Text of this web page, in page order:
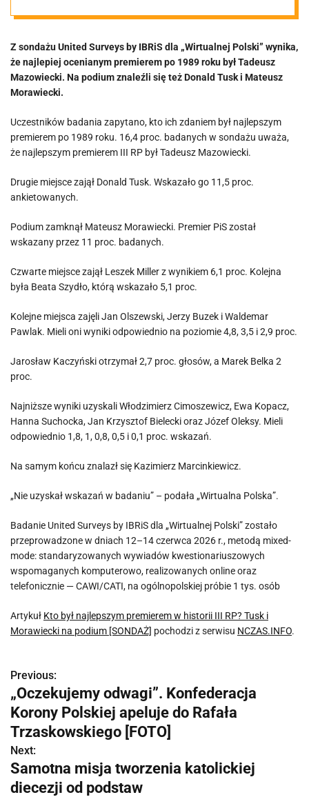
Tusk i
Morawiecki na
podium
[SONDAŻ]
Z sondażu United Surveys by IBRiS dla „Wirtualnej Polski” wynika,
że najlepiej ocenianym premierem po 1989 roku był Tadeusz
Mazowiecki. Na podium znaleźli się też Donald Tusk i Mateusz
Morawiecki.
Uczestników badania zapytano, kto ich zdaniem był najlepszym
premierem po 1989 roku. 16,4 proc. badanych w sondażu uważa,
że najlepszym premierem III RP był Tadeusz Mazowiecki.
Drugie miejsce zajął Donald Tusk. Wskazało go 11,5 proc.
ankietowanych.
Podium zamknął Mateusz Morawiecki. Premier PiS został
wskazany przez 11 proc. badanych.
Czwarte miejsce zajął Leszek Miller z wynikiem 6,1 proc. Kolejna
była Beata Szydło, którą wskazało 5,1 proc.
Kolejne miejsca zajęli Jan Olszewski, Jerzy Buzek i Waldemar
Pawlak. Mieli oni wyniki odpowiednio na poziomie 4,8, 3,5 i 2,9 proc.
Jarosław Kaczyński otrzymał 2,7 proc. głosów, a Marek Belka 2
proc.
Najniższe wyniki uzyskali Włodzimierz Cimoszewicz, Ewa Kopacz,
Hanna Suchocka, Jan Krzysztof Bielecki oraz Józef Oleksy. Mieli
odpowiednio 1,8, 1, 0,8, 0,5 i 0,1 proc. wskazań.
Na samym końcu znalazł się Kazimierz Marcinkiewicz.
„Nie uzyskał wskazań w badaniu” – podała „Wirtualna Polska”.
Badanie United Surveys by IBRiS dla „Wirtualnej Polski” zostało
przeprowadzone w dniach 12–14 czerwca 2026 r., metodą mixed-
mode: standaryzowanych wywiadów kwestionariuszowych
wspomaganych komputerowo, realizowanych online oraz
telefonicznie — CAWI/CATI, na ogólnopolskiej próbie 1 tys. osób
Artykuł Kto był najlepszym premierem w historii III RP? Tusk i
Morawiecki na podium [SONDAŻ] pochodzi z serwisu NCZAS.INFO.
N
a
w
i
g
Previous:
„Oczekujemy odwagi”. Konfederacja
Korony Polskiej apeluje do Rafała
Trzaskowskiego [FOTO]
Next:
Samotna misja tworzenia katolickiej
diecezji od podstaw